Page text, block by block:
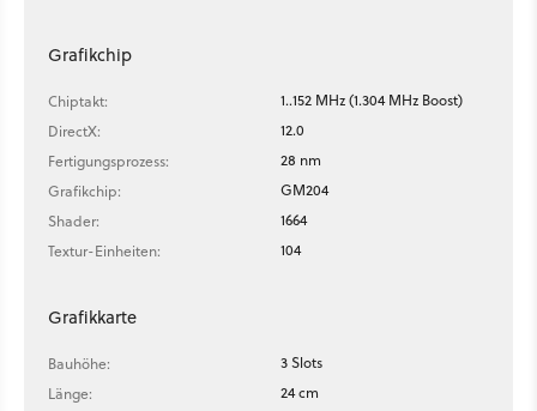
Grafikchip
Chiptakt:
1..152 MHz (1.304 MHz Boost)
DirectX:
12.0
Fertigungsprozess:
28 nm
Grafikchip:
GM204
Shader:
1664
Textur-Einheiten:
104
Grafikkarte
Bauhöhe:
3 Slots
Länge:
24 cm